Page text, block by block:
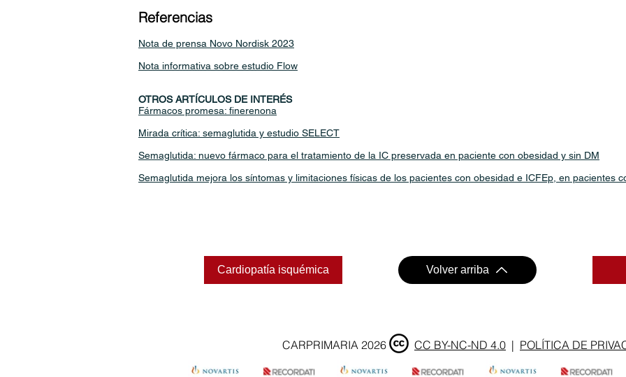
Referencias
Nota de prensa Novo Nordisk 2023
Nota informativa sobre estudio Flow
OTROS ARTÍCULOS DE INTERÉS
Fármacos promesa: finerenona
Mirada crítica: semaglutida y estudio SELECT
Semaglutida: nuevo fármaco para el tratamiento de la IC preservada en paciente con obesidad y sin DM
Semaglutida mejora los síntomas y limitaciones físicas de los pacientes con obesidad e ICFEp, en pacientes
Cardiopatía isquémica Volver arriba
CARPRIMARIA 2026 CC BY-NC-ND 4.0 | POLÍTICA DE